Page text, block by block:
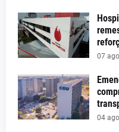
07
04